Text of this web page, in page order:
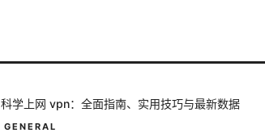
科学上网 vpn：全面指南、实用技巧与最新数据
GENERAL